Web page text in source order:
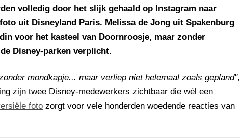
volledig door het slijk gehaald op Instagram naar
uit Disneyland Paris. Melissa de Jong uit Spakenburg
voor het kasteel van Doornroosje, maar zonder
Disney-parken verplicht.
mondkapje... maar verliep niet helemaal zoals gepland",
zijn twee Disney-medewerkers zichtbaar die wél een
foto zorgt voor vele honderden woedende reacties van